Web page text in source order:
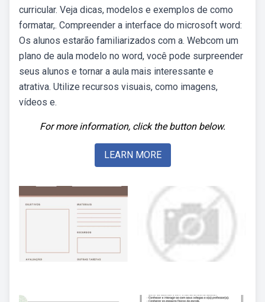
curricular. Veja dicas, modelos e exemplos de como
formatar,. Compreender a interface do microsoft word:
Os alunos estarão familiarizados com a. Webcom um
plano de aula modelo no word, você pode surpreender
seus alunos e tornar a aula mais interessante e
atrativa. Utilize recursos visuais, como imagens,
vídeos e.
For more information, click the button below.
LEARN MORE